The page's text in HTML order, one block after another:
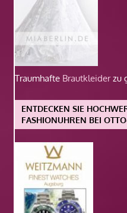
Traumhafte Brautkleiderzu
ENTDECKEN SIE
FASHIONUHREN BEI